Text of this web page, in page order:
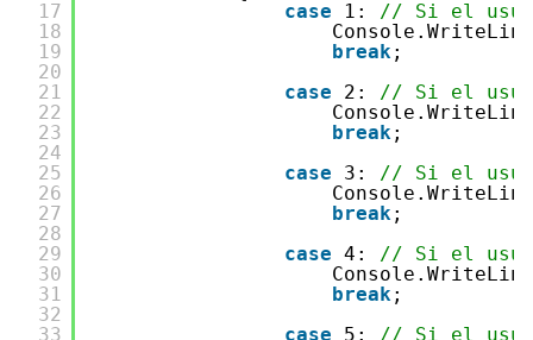
17
18
19
20
21
22
23
24
25
26
27
28
29
30
31
32
33
case
1:
// Si el
break ;
case
2:
// Si el
break ;
case
3:
// Si el
break ;
case 4:
// Si el
break ;
case
5:
// Si el